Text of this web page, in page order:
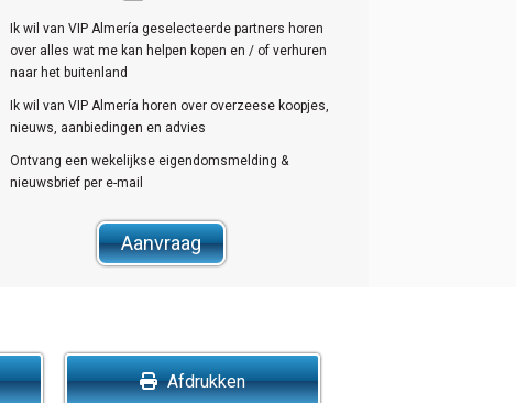
Ik wil van VIP Almería geselecteerde partners horen
over alles wat me kan helpen kopen en / of verhuren
naar het buitenland
Ik wil van VIP Almería horen over overzeese koopjes,
nieuws, aanbiedingen en advies
Ontvang een wekelijkse eigendomsmelding &
nieuwsbrief per e-mail
Aanvraag
Afdrukken